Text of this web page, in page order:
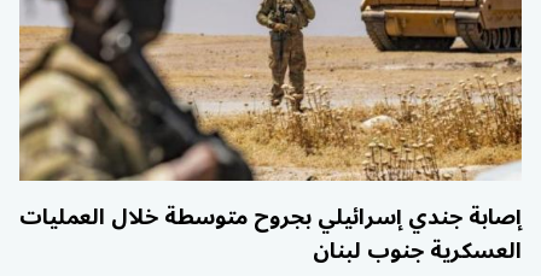
إصابة جندي إسرائيلي بجروح متوسطة خلال العمليات
العسكرية جنوب لبنان